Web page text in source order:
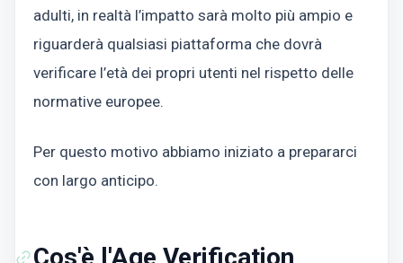
adulti, in realtà l’impatto sarà molto più ampio e
riguarderà qualsiasi piattaforma che dovrà
verificare l’età dei propri utenti nel rispetto delle
normative europee.
Per questo motivo abbiamo iniziato a prepararci
con largo anticipo.